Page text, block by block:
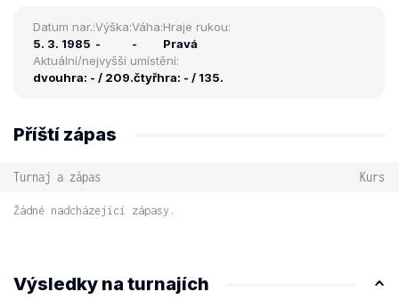
Datum nar.:
5. 3. 1985
Výška:
-
Váha:
-
Hraje rukou:
Pravá
Aktuální/nejvyšší umístění:
dvouhra: - / 209.čtyřhra: - / 135.
Příští zápas
Turnaj a zápas Kurs
Žádné nadcházející zápasy.
Výsledky na turnajích